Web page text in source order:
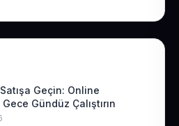
Geçin: Online
Gündüz Çalıştırın